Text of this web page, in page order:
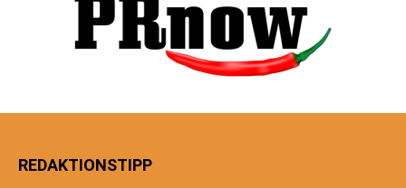
REDAKTIONSTIPP